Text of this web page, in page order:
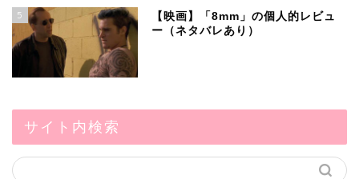
5
【映画】「8mm」の個人的レビュ
ー（ネタバレあり）
サイト内検索